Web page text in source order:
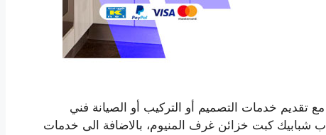
تقديم خدمات التصميم أو التركيب أو الصيانة فني
كبت خزائن غرف المنيوم، بالاضافة الى خدمات